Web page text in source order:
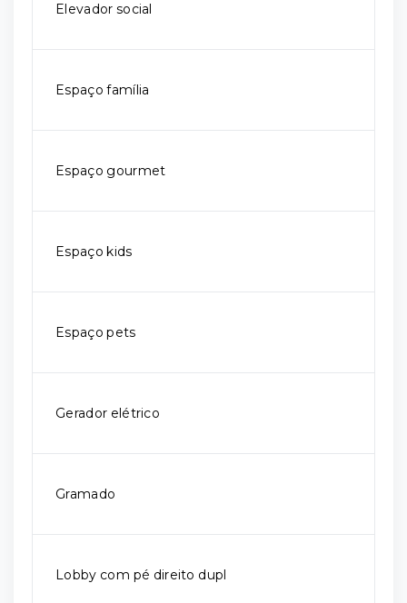
Elevador social
Espaço família
Espaço gourmet
Espaço kids
Espaço pets
Gerador elétrico
Gramado
Lobby com pé direito dupl